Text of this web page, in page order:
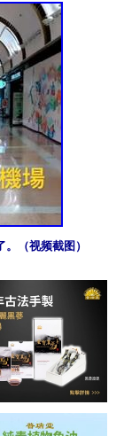
（视频截图）